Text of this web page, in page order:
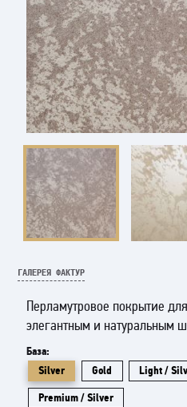
ГАЛЕРЕЯ ФАКТУР
Перламутровое покрытие
элегантным и натуральным
База:
Silver
Gold Light /
Premium / Silver